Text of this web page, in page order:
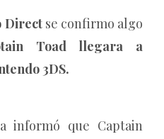
Directse confirmo algo
Toad llegara a
3DS.
informó que Captain